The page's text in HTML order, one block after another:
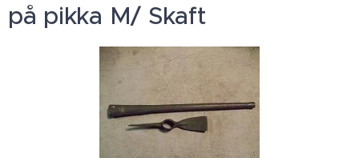
på pikka M/ Skaft